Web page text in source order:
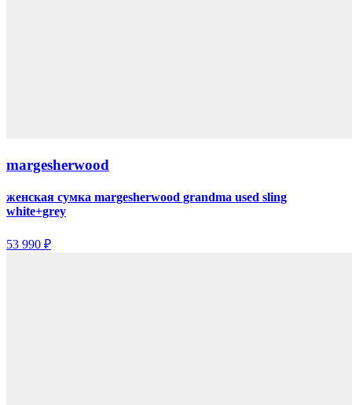
margesherwood
женская сумка margesherwood grandma used sling
white+grey
53 990 ₽